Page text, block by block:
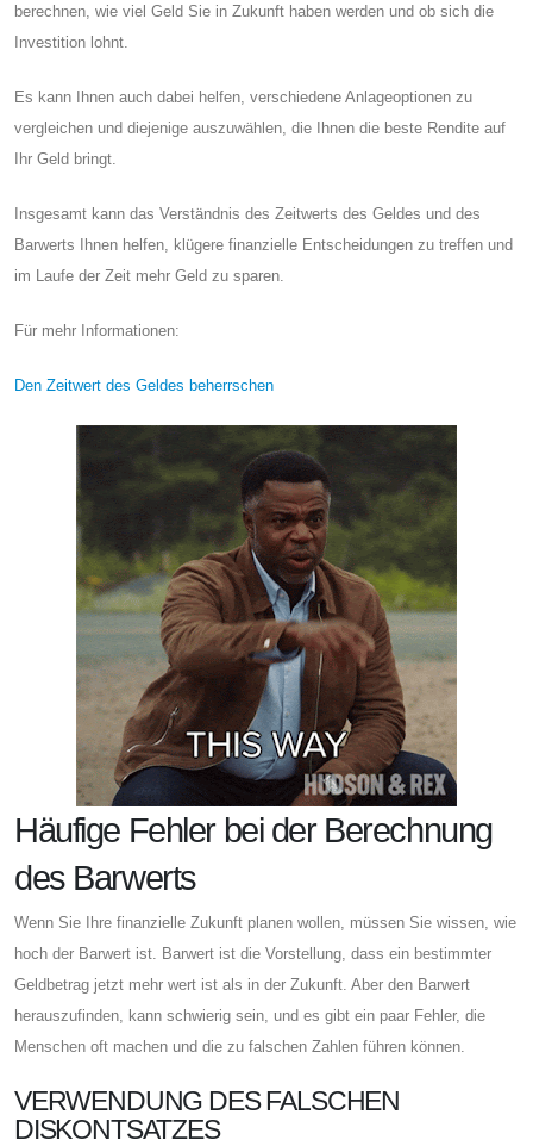
berechnen, wie viel Geld Sie in Zukunft haben werden und ob sich die
Investition lohnt.
Es kann Ihnen auch dabei helfen, verschiedene Anlageoptionen zu
vergleichen und diejenige auszuwählen, die Ihnen die beste Rendite auf
Ihr Geld bringt.
Insgesamt kann das Verständnis des Zeitwerts des Geldes und des
Barwerts Ihnen helfen, klügere finanzielle Entscheidungen zu treffen und
im Laufe der Zeit mehr Geld zu sparen.
Für mehr Informationen:
Den Zeitwert des Geldes beherrschen
Häufige Fehler bei der Berechnung
des Barwerts
Wenn Sie Ihre finanzielle Zukunft planen wollen, müssen Sie wissen, wie
hoch der Barwert ist. Barwert ist die Vorstellung, dass ein bestimmter
Geldbetrag jetzt mehr wert ist als in der Zukunft. Aber den Barwert
herauszufinden, kann schwierig sein, und es gibt ein paar Fehler, die
Menschen oft machen und die zu falschen Zahlen führen können.
VERWENDUNG DES FALSCHEN
DISKONTSATZES